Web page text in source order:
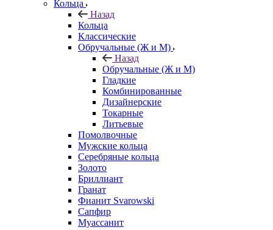
Кольца
Назад
Кольца
Классические
Обручальные (Ж и М)
Назад
Обручальные (Ж и М)
Гладкие
Комбинированные
Дизайнерские
Токарные
Литьевые
Помолвочные
Мужские кольца
Серебряные кольца
Золото
Бриллиант
Гранат
Фианит Svarowski
Сапфир
Муассанит